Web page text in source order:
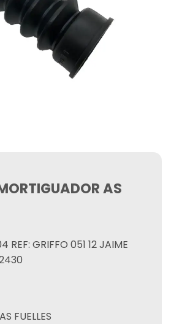
AS
REF: GRIFFO 051 12 JAIME
AS FUELLES